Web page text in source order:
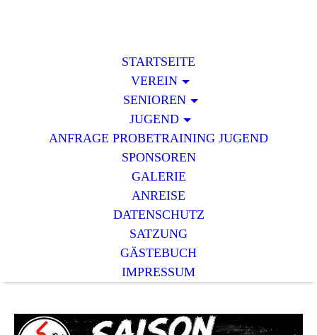
STARTSEITE
VEREIN
SENIOREN
JUGEND
ANFRAGE PROBETRAINING JUGEND
SPONSOREN
GALERIE
ANREISE
DATENSCHUTZ
SATZUNG
GÄSTEBUCH
IMPRESSUM